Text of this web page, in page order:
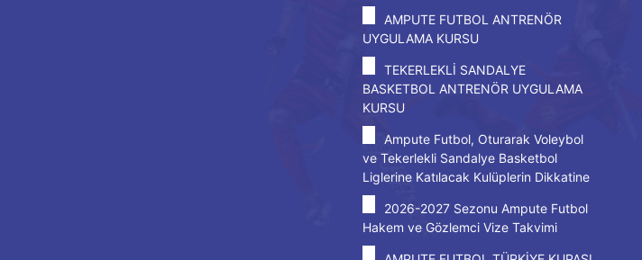
AMPUTE FUTBOL ANTRENÖR
UYGULAMA KURSU
TEKERLEKLİ SANDALYE
BASKETBOL ANTRENÖR UYGULAMA
KURSU
Ampute Futbol, Oturarak Voleybol
ve Tekerlekli Sandalye Basketbol
Liglerine Katılacak Kulüplerin Dikkatine
2026-2027 Sezonu Ampute Futbol
Hakem ve Gözlemci Vize Takvimi